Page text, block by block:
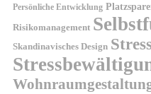
Persönliche Entwicklung
Risikomanagement
Skandinavisches Design